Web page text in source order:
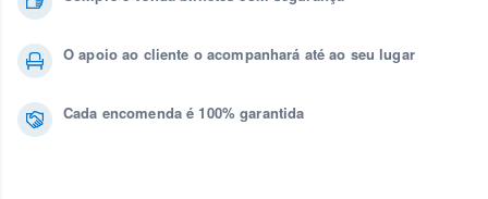
O apoio ao cliente o acompanhará até ao seu lugar
Cada encomenda é 100% garantida